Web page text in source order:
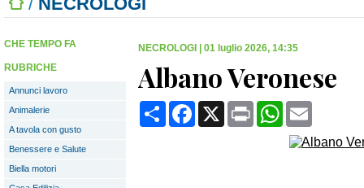
CHE TEMPO FA
RUBRICHE
Annunci lavoro
Animalerie
A tavola con gusto
Benessere e Salute
Biella motori
NECROLOGI 01 luglio 2026, 14:35
Albano Veronese
CondividiFacebook
X Print WhatsApp